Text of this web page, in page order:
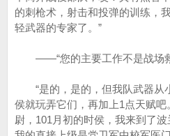
的刺枪术，射击和投弹的训练，
轻武器的专家了。”
——“您的主要工作不是战场
“是的，是的，但我队武器从
侯就玩弄它们，再加上1点天赋
尉，101月初的时侯，我来到了